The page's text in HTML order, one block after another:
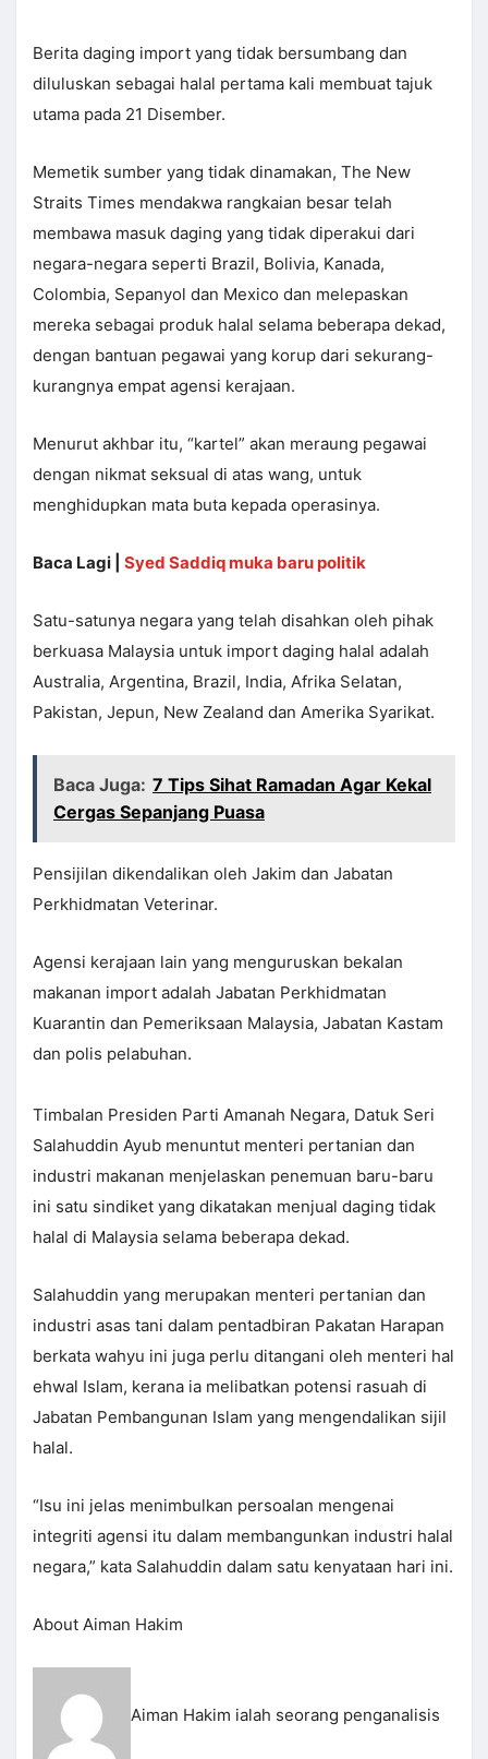
Berita daging import yang tidak bersumbang dan
diluluskan sebagai halal pertama kali membuat tajuk
utama pada 21 Disember.
Memetik sumber yang tidak dinamakan, The New
Straits Times mendakwa rangkaian besar telah
membawa masuk daging yang tidak diperakui dari
negara-negara seperti Brazil, Bolivia, Kanada,
Colombia, Sepanyol dan Mexico dan melepaskan
mereka sebagai produk halal selama beberapa dekad,
dengan bantuan pegawai yang korup dari sekurang-
kurangnya empat agensi kerajaan.
Menurut akhbar itu, “kartel” akan meraung pegawai
dengan nikmat seksual di atas wang, untuk
menghidupkan mata buta kepada operasinya.
Baca Lagi | Syed Saddiq muka baru politik
Satu-satunya negara yang telah disahkan oleh pihak
berkuasa Malaysia untuk import daging halal adalah
Australia, Argentina, Brazil, India, Afrika Selatan,
Pakistan, Jepun, New Zealand dan Amerika Syarikat.
Baca Juga: 7 Tips Sihat Ramadan Agar Kekal
Cergas Sepanjang Puasa
Pensijilan dikendalikan oleh Jakim dan Jabatan
Perkhidmatan Veterinar.
Agensi kerajaan lain yang menguruskan bekalan
makanan import adalah Jabatan Perkhidmatan
Kuarantin dan Pemeriksaan Malaysia, Jabatan Kastam
dan polis pelabuhan.
Timbalan Presiden Parti Amanah Negara, Datuk Seri
Salahuddin Ayub menuntut menteri pertanian dan
industri makanan menjelaskan penemuan baru-baru
ini satu sindiket yang dikatakan menjual daging tidak
halal di Malaysia selama beberapa dekad.
Salahuddin yang merupakan menteri pertanian dan
industri asas tani dalam pentadbiran Pakatan Harapan
berkata wahyu ini juga perlu ditangani oleh menteri hal
ehwal Islam, kerana ia melibatkan potensi rasuah di
Jabatan Pembangunan Islam yang mengendalikan sijil
halal.
“Isu ini jelas menimbulkan persoalan mengenai
integriti agensi itu dalam membangunkan industri halal
negara,” kata Salahuddin dalam satu kenyataan hari ini.
About Aiman Hakim
Aiman Hakim ialah seorang penganalisis